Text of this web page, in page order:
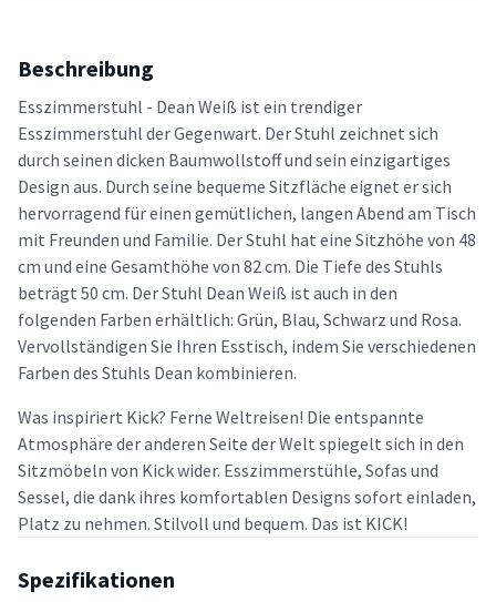
Beschreibung
Esszimmerstuhl - Dean Weiß ist ein trendiger
Esszimmerstuhl der Gegenwart. Der Stuhl zeichnet sich
durch seinen dicken Baumwollstoff und sein einzigartiges
Design aus. Durch seine bequeme Sitzfläche eignet er sich
hervorragend für einen gemütlichen, langen Abend am Tisch
mit Freunden und Familie. Der Stuhl hat eine Sitzhöhe von 48
cm und eine Gesamthöhe von 82 cm. Die Tiefe des Stuhls
beträgt 50 cm. Der Stuhl Dean Weiß ist auch in den
folgenden Farben erhältlich: Grün, Blau, Schwarz und Rosa.
Vervollständigen Sie Ihren Esstisch, indem Sie verschiedenen
Farben des Stuhls Dean kombinieren.
Was inspiriert Kick? Ferne Weltreisen! Die entspannte
Atmosphäre der anderen Seite der Welt spiegelt sich in den
Sitzmöbeln von Kick wider. Esszimmerstühle, Sofas und
Sessel, die dank ihres komfortablen Designs sofort einladen,
Platz zu nehmen. Stilvoll und bequem. Das ist KICK!
Spezifikationen